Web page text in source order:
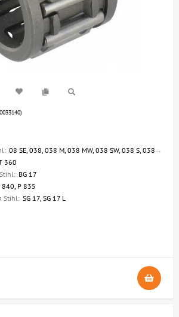
08 SE, 038, 038 M, 038 MW, 038 SW, 038 S, 038 W, 038 FB, 038 MRII
360
BG 17
840, P 835
Stihl: SG 17, SG 17 L